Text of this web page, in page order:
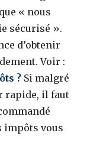
« nous
sécurisé ».
d’obtenir
Voir :
? Si malgré
rapide, il faut
impôts vous